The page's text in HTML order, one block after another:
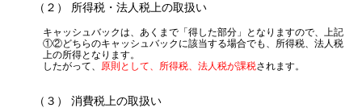
アクセスマップ
代表プロフィール
スタッフプロフィール
採用情報
（２） 所得税・法人税上の取扱い
キャッシュバックは、あくまで「得した部分」となりますので、上記
①②どちらのキャッシュバックに該当する場合でも、所得税、法人税
上の所得となります。
したがって、 原則として、所得税、法人税が課税されます。
（３） 消費税上の取扱い